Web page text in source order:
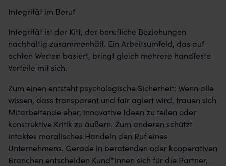
Integrität im Beruf
Integrität ist der Kitt, der berufliche Beziehungen
nachhaltig zusammenhält. Ein Arbeitsumfeld, das auf
echten Werten basiert, bringt gleich mehrere handfeste
Vorteile mit sich.
Zum einen entsteht psychologische Sicherheit: Wenn alle
wissen, dass transparent und fair agiert wird, trauen sich
Mitarbeitende eher, innovative Ideen zu teilen oder
konstruktive Kritik zu äußern. Zum anderen schützt
intaktes moralisches Handeln den Ruf eines
Unternehmens. Gerade in beratenden oder kooperativen
Branchen entscheiden Kund*innen sich für die Partner,